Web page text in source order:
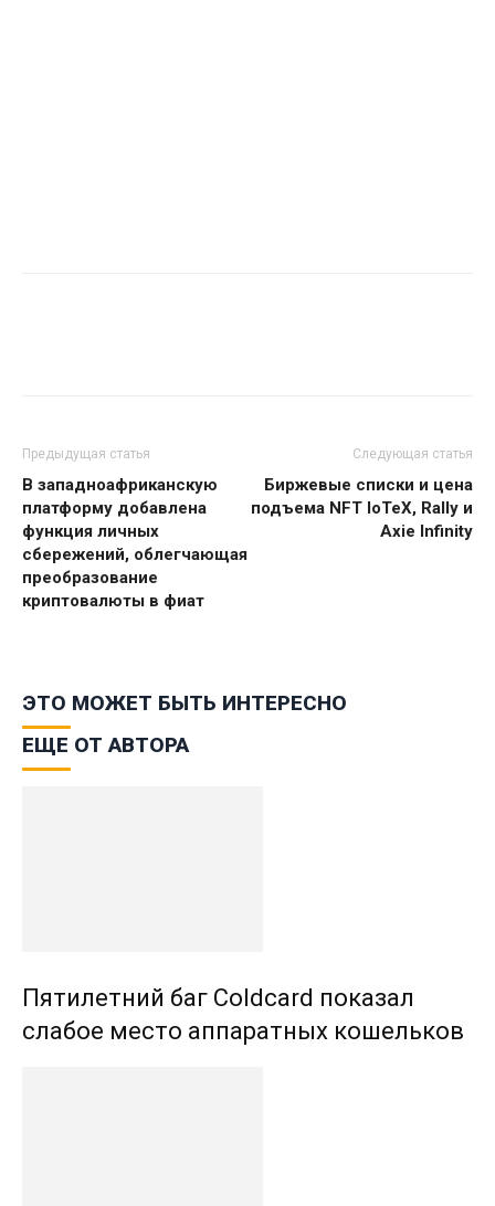
Предыдущая статья
В западноафриканскую
платформу добавлена ​​
функция личных
сбережений, облегчающая
преобразование
криптовалюты в фиат
Следующая статья
Биржевые списки и цена
подъема NFT IoTeX, Rally и
Axie Infinity
ЭТО МОЖЕТ БЫТЬ ИНТЕРЕСНО
ЕЩЕ ОТ АВТОРА
Пятилетний баг Coldcard показал
слабое место аппаратных кошельков